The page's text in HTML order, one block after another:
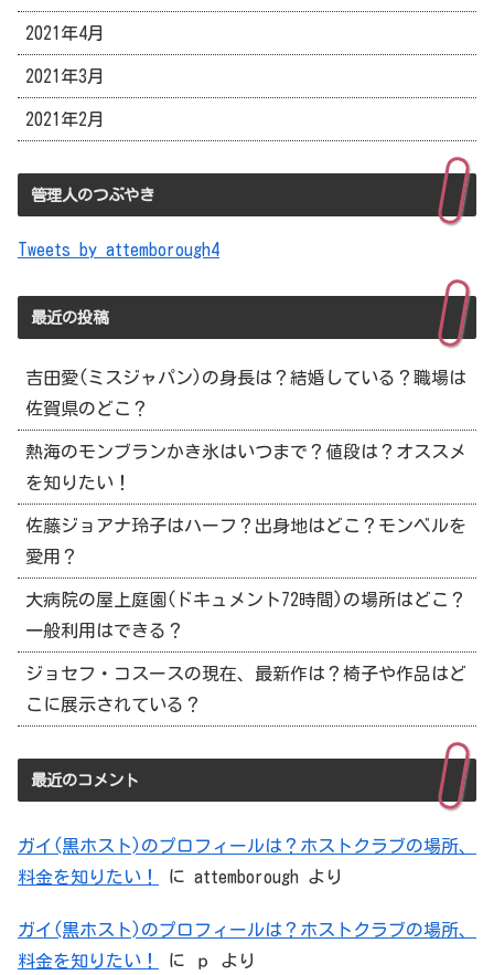
2021年4月
2021年3月
2021年2月
管理人のつぶやき
Tweets by attemborough4
最近の投稿
吉田愛(ミスジャパン)の身長は？結婚している？職場は
佐賀県のどこ？
熱海のモンブランかき氷はいつまで？値段は？オススメ
を知りたい！
佐藤ジョアナ玲子はハーフ？出身地はどこ？モンベルを
愛用？
大病院の屋上庭園(ドキュメント72時間)の場所はどこ？
一般利用はできる？
ジョセフ・コスースの現在、最新作は？椅子や作品はど
こに展示されている？
最近のコメント
ガイ(黒ホスト)のプロフィールは？ホストクラブの場所、
料金を知りたい！
に attemborough より
ガイ(黒ホスト)のプロフィールは？ホストクラブの場所、
料金を知りたい！
に ｐ より